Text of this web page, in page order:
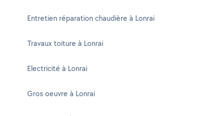
Entretien réparation chaudière à Lonrai
Travaux toiture à Lonrai
Electricité à Lonrai
Gros oeuvre à Lonrai